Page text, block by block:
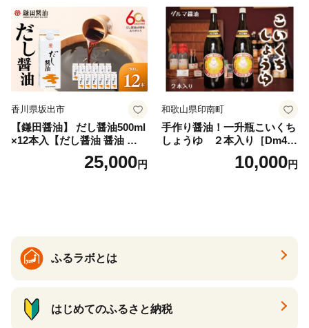
ティースマイル】
香川県坂出市
【鎌田醤油】 だし醤油500ml
×12本入【だし醤油 醤油 人気
おすすめ 人気だし醤油 出汁
25,000円
和歌山県印南町
手作り醤油！一升瓶こいくち
しょうゆ ２本入り［Dm4］
｜手作り 醤油 和歌山県 印南
町 一升瓶 こいくちしょうゆ
10,000円
ふるラボとは
はじめてのふるさと納税